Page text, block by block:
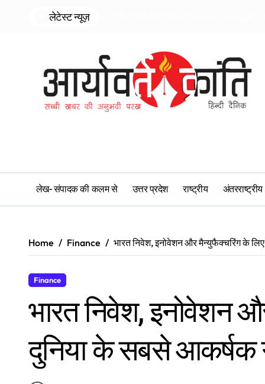
लेटेस्ट न्यूज़
लेख- संपादक की कलम से उत्तर प्रदेश राष्ट्रीय अंतरराष्ट्रीय
Home Finance भारत निवेश, इनोवेशन और मैन्युफैक्चरिंग के
Finance
भारत निवेश, इनोवेशन
दुनिया के सबसे आकर्षक